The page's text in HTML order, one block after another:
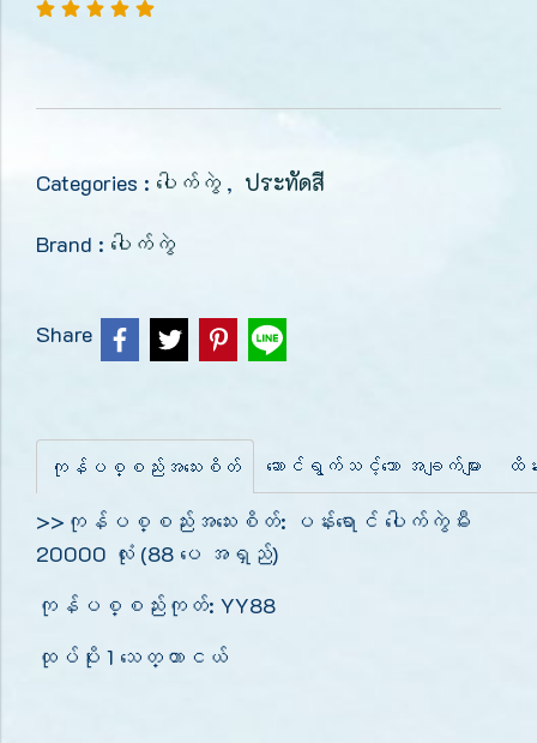
Categories : ပေါက်ကွဲ , ประทัดสี
Brand : ပေါက်ကွဲ
Share
ကုန်ပစ္စည်းအသေးစိတ် ဆောင်ရွက်သင့်သော အချက်များ ထိ
>>ကုန်ပစ္စည်းအသေးစိတ်: ပန်းရောင် ပေါက်ကွဲမီး
20000 လုံး (88 ပေ အရှည်)
ကုန်ပစ္စည်းကုတ်: YY88
ထုပ်ပိုး 1 သေတ္တာငယ်